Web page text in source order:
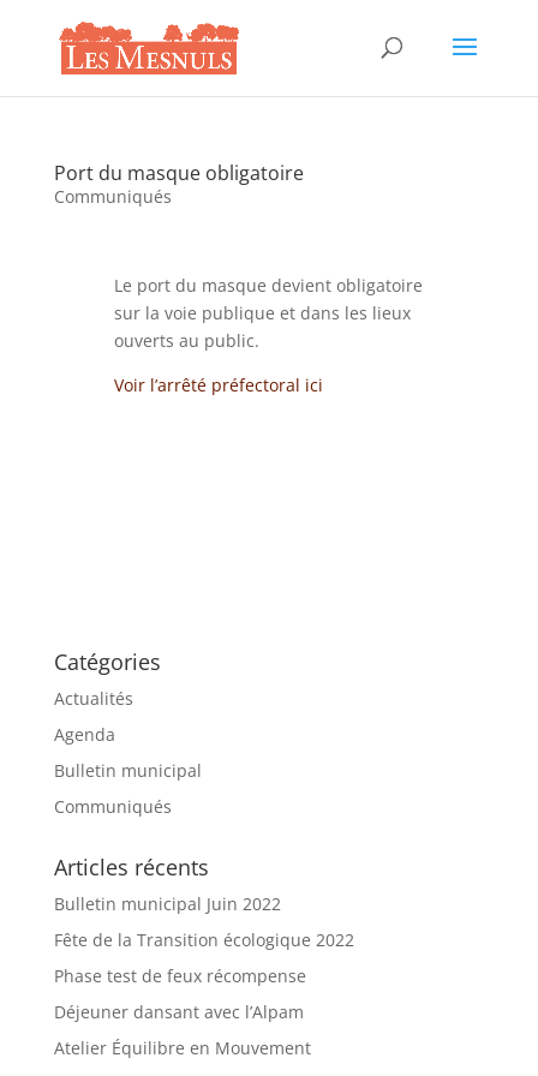
Port du masque obligatoire
Communiqués
Le port du masque devient obligatoire
sur la voie publique et dans les lieux
ouverts au public.
Voir l’arrêté préfectoral ici
Catégories
Actualités
Agenda
Bulletin municipal
Communiqués
Articles récents
Bulletin municipal Juin 2022
Fête de la Transition écologique 2022
Phase test de feux récompense
Déjeuner dansant avec l’Alpam
Atelier Équilibre en Mouvement